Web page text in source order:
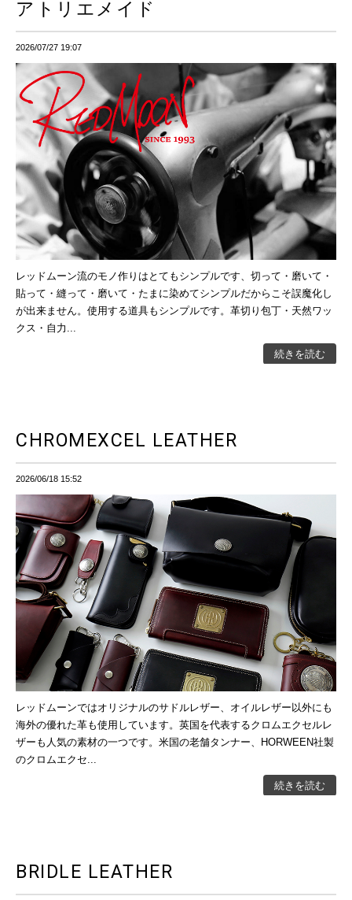
アトリエメイド
2026/07/27 19:07
レッドムーン流のモノ作りはとてもシンプルです、切って・磨いて・
貼って・縫って・磨いて・たまに染めてシンプルだからこそ誤魔化し
が出来ません。使用する道具もシンプルです。革切り包丁・天然ワッ
クス・自力...
続きを読む
CHROMEXCEL LEATHER
2026/06/18 15:52
レッドムーンではオリジナルのサドルレザー、オイルレザー以外にも
海外の優れた革も使用しています。英国を代表するクロムエクセルレ
ザーも人気の素材の一つです。米国の老舗タンナー、HORWEEN社製
のクロムエクセ...
続きを読む
BRIDLE LEATHER